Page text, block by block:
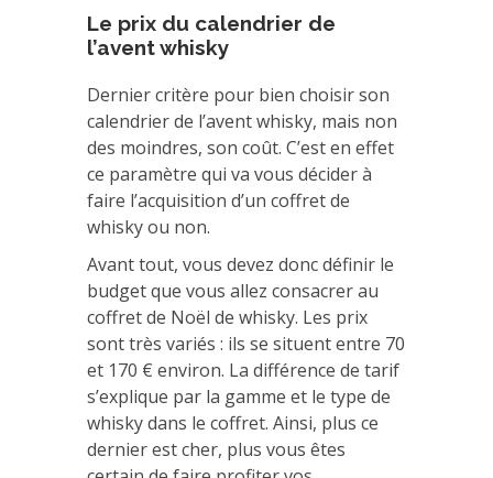
Le prix du calendrier de
l’avent whisky
Dernier critère pour bien choisir son
calendrier de l’avent whisky, mais non
des moindres, son coût. C’est en effet
ce paramètre qui va vous décider à
faire l’acquisition d’un coffret de
whisky ou non.
Avant tout, vous devez donc définir le
budget que vous allez consacrer au
coffret de Noël de whisky. Les prix
sont très variés : ils se situent entre 70
et 170 € environ. La différence de tarif
s’explique par la gamme et le type de
whisky dans le coffret. Ainsi, plus ce
dernier est cher, plus vous êtes